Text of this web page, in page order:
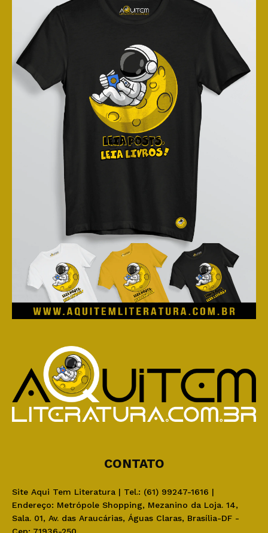
CONTATO
Site Aqui Tem Literatura | Tel.: (61) 99247-1616 |
Endereço: Metrópole Shopping, Mezanino da Loja. 14,
Sala. 01, Av. das Araucárias, Águas Claras, Brasília-DF -
Cep: 71936-250